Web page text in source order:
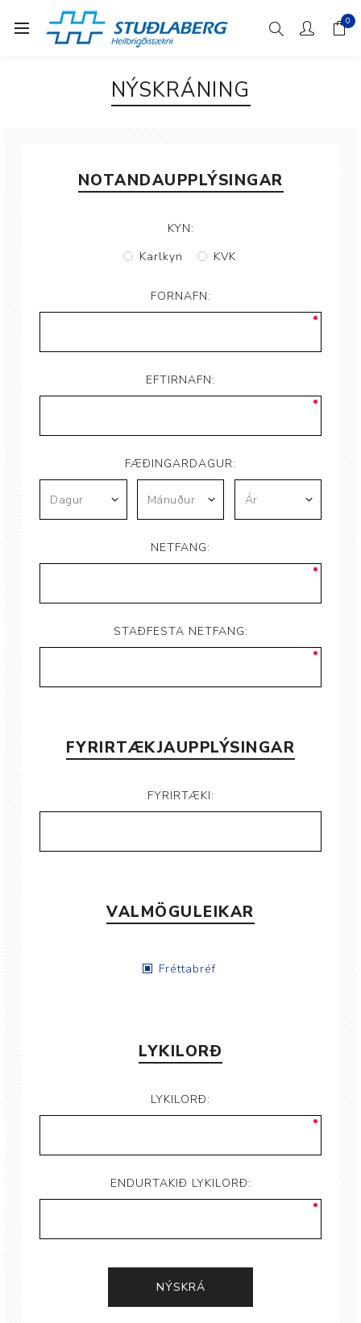
0
NÝSKRÁNING
NOTANDAUPPLÝSINGAR
KYN:
Karlkyn
KVK
FORNAFN:
EFTIRNAFN:
FÆÐINGARDAGUR:
NETFANG:
STAÐFESTA NETFANG:
FYRIRTÆKJAUPPLÝSINGAR
FYRIRTÆKI:
VALMÖGULEIKAR
Fréttabréf
LYKILORÐ
LYKILORÐ:
ENDURTAKIÐ LYKILORÐ: